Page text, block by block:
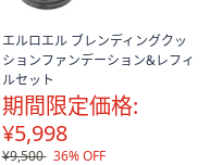
エルロエル ブレンディングクッ
ションファンデーション&レフィ
ルセット
期間限定価格:
¥5,998
¥9,500 36% OFF